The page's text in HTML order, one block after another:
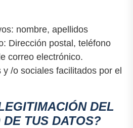
nombre, apellidos
Dirección postal, teléfono
correo electrónico.
y /o sociales facilitados por el
DEL
DE TUS DATOS?